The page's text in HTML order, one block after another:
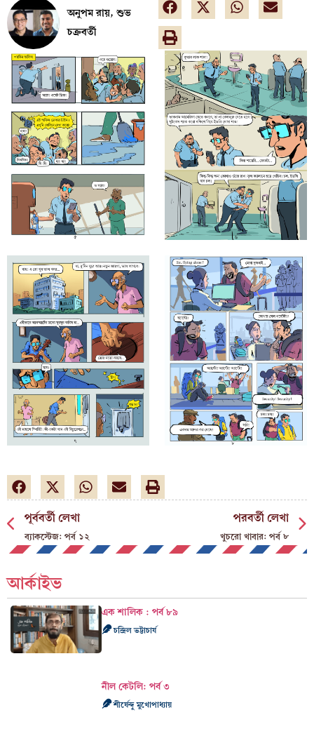
অনুপম রায়, শুভ
চক্রবর্তী
পূর্ববর্তী লেখা
ব্যাকস্টেজ: পর্ব ১২
পরবর্তী লেখা
খুচরো খাবার: পর্ব ৮
আর্কাইভ
এক শালিক : পর্ব ৮৯
চন্দ্রিল ভট্টাচার্য
নীল কেটলি: পর্ব ৩
শীর্ষেন্দু মুখোপাধ্যায়